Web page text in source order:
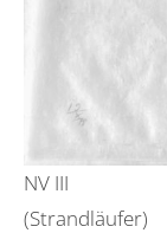
NV III
(Strandläufer)